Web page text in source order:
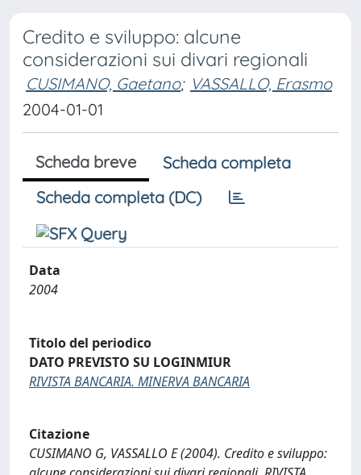
Credito e sviluppo: alcune
considerazioni sui divari regionali
CUSIMANO, Gaetano; VASSALLO, Erasmo
2004-01-01
Scheda breve
Scheda completa
Scheda completa (DC)
Data
2004
Titolo del periodico
DATO PREVISTO SU LOGINMIUR
RIVISTA BANCARIA. MINERVA BANCARIA
Citazione
CUSIMANO G, VASSALLO E (2004). Credito e sviluppo: